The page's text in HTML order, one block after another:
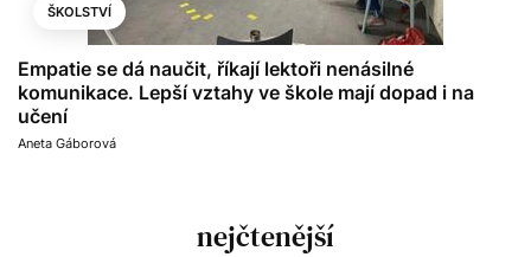
ŠKOLSTVÍ
Empatie se dá naučit, říkají lektoři nenásilné
komunikace. Lepší vztahy ve škole mají dopad i na
učení
Aneta Gáborová
nejčtenější